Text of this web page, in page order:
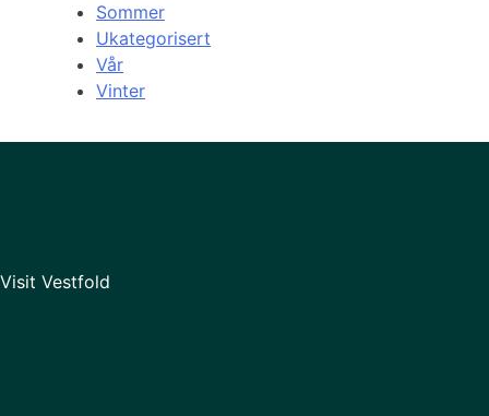
Sommer
Ukategorisert
Vår
Vinter
Visit Vestfold